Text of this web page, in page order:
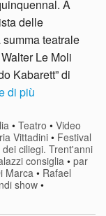
A
delle
teatrale
Le Moli
Kabarett” di
di più
• Teatro • Video
Vittadini• Festival
ciliegi. Trent'anni
consiglia • par
Marca • Rafael
show •